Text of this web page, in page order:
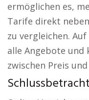
ermöglichen es,
Tarife direkt
zu vergleichen.
alle Angebote und
zwischen Preis